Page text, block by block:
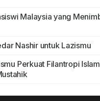
Malaysia yang
Nashir untuk Lazismu
Perkuat Filantropi